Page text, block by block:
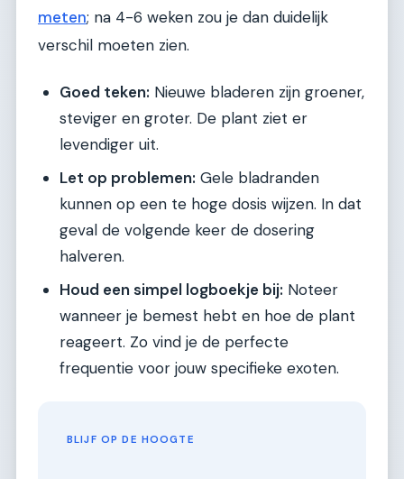
meten; na 4-6 weken zou je dan duidelijk
verschil moeten zien.
Goed teken: Nieuwe bladeren zijn groener,
steviger en groter. De plant ziet er
levendiger uit.
Let op problemen: Gele bladranden
kunnen op een te hoge dosis wijzen. In dat
geval de volgende keer de dosering
halveren.
Houd een simpel logboekje bij: Noteer
wanneer je bemest hebt en hoe de plant
reageert. Zo vind je de perfecte
frequentie voor jouw specifieke exoten.
BLIJF OP DE HOOGTE